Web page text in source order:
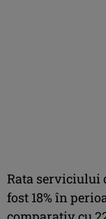
Rata serviciului
fost 18% în